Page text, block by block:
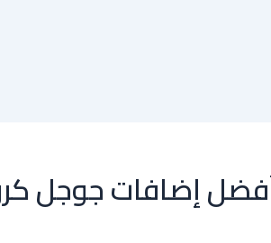
إضافات جوجل